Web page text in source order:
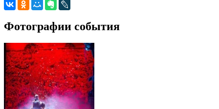
Фотографии события